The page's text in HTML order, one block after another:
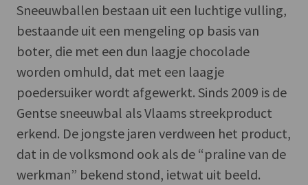
Sneeuwballen bestaan uit een luchtige vulling,
bestaande uit een mengeling op basis van
boter, die met een dun laagje chocolade
worden omhuld, dat met een laagje
poedersuiker wordt afgewerkt. Sinds 2009 is de
Gentse sneeuwbal als Vlaams streekproduct
erkend. De jongste jaren verdween het product,
dat in de volksmond ook als de “praline van de
werkman” bekend stond, ietwat uit beeld.